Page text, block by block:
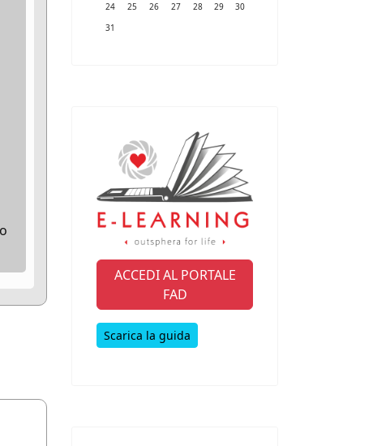
24
25 26 27 28 29
30
31
ACCEDI AL PORTALE
FAD
Scarica la guida